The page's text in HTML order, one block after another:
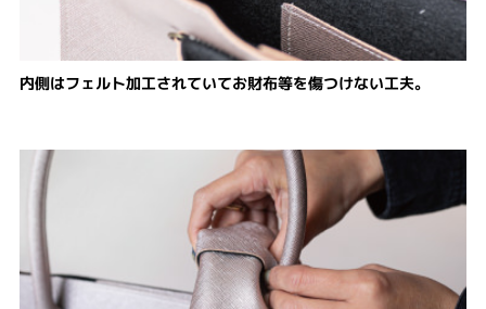
内側はフェルト加工されていてお財布等を傷つけない工夫。